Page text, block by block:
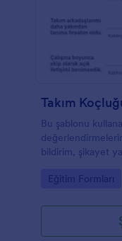
Takım
Bu şablonu
bildirim, şikayet
Go to Category:
Eğitim Formları